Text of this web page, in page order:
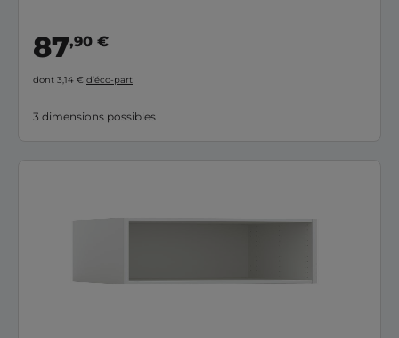
87,90 €
dont 3,14 € d’éco-part
3 dimensions possibles